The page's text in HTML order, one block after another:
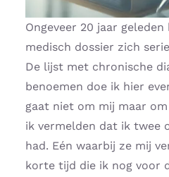
Ongeveer 20 jaar geleden
medisch dossier zich
De lijst met chronische
benoemen doe ik hier
gaat niet om mij maar
ik vermelden dat ik twee
had. Eén waarbij ze mij
korte tijd die ik nog voor